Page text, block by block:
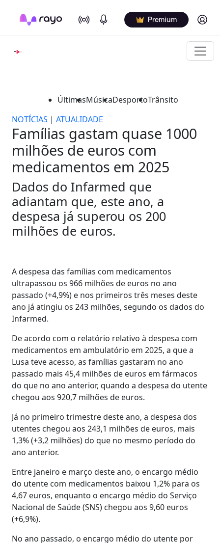
On Air Podcasts Premium Log in
ÚltimasMúsicaDesportoTrânsito
NOTÍCIAS | ATUALIDADE
Famílias gastam quase 1000
milhões de euros com
medicamentos em 2025
Dados do Infarmed que
adiantam que, este ano, a
despesa já superou os 200
milhões de euros.
A despesa das famílias com medicamentos
ultrapassou os 966 milhões de euros no ano
passado (+4,9%) e nos primeiros três meses deste
ano já atingiu os 243 milhões, segundo os dados do
Infarmed.
De acordo com o relatório relativo à despesa com
medicamentos em ambulatório em 2025, a que a
Lusa teve acesso, as famílias gastaram no ano
passado mais 45,4 milhões de euros em fármacos
do que no ano anterior, quando a despesa do utente
chegou aos 920,7 milhões de euros.
Já no primeiro trimestre deste ano, a despesa dos
utentes chegou aos 243,1 milhões de euros, mais
1,3% (+3,2 milhões) do que no mesmo período do
ano anterior.
Entre janeiro e março deste ano, o encargo médio
do utente com medicamentos baixou 1,2% para os
4,67 euros, enquanto o encargo médio do Serviço
Nacional de Saúde (SNS) chegou aos 9,60 euros
(+6,9%).
No ano passado, o encargo médio do utente por